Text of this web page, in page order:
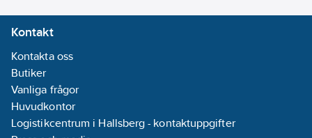
Kontakt
Kontakta oss
Butiker
Vanliga frågor
Huvudkontor
Logistikcentrum i Hallsberg - kontaktuppgifter